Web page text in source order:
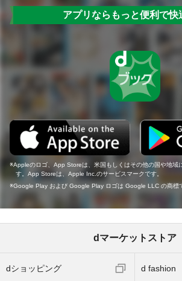
アプリならもっと便利で快
Appleのロゴ、App Storeは、米国もしくはその他の国や地域
す。App Storeは、Apple Inc.のサービスマークです。
Google Play および Google Play ロゴは Google LLC の商標
dマーケットストア
dショッピング d fashion